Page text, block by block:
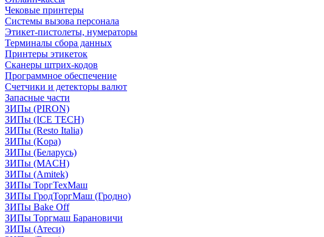
Чековые принтеры
Системы вызова персонала
Этикет-пистолеты, нумераторы
Терминалы сбора данных
Принтеры этикеток
Сканеры штрих-кодов
Программное обеспечение
Счетчики и детекторы валют
Запасные части
ЗИПы (PIRON)
ЗИПы (ICE TECH)
ЗИПы (Resto Italia)
ЗИПы (Kopa)
ЗИПы (Беларусь)
ЗИПы (MACH)
ЗИПы (Amitek)
ЗИПы ТоргТехМаш
ЗИПы ГродТоргМаш (Гродно)
ЗИПы Bake Off
ЗИПы Торгмаш Барановичи
ЗИПы (Атеси)